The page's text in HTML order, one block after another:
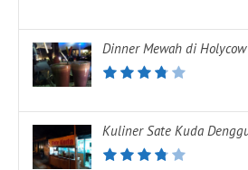
Dinner Mewah di
Kuliner Sate Kuda